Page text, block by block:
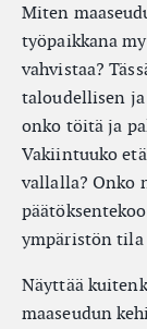
Miten
työpaikkana
vahvistaa?
taloudellisen
onko töitä ja
Vakiintuuko
vallalla? Onko
ympäristön
Näyttää
maaseudun